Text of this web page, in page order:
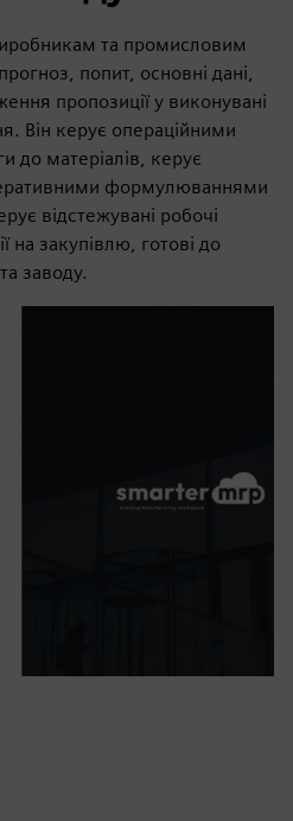
та промисловим
попит, основні дані,
пропозиції у виконувані
Він керує операційними
до матеріалів, керує
формулюваннями
відстежувані робочі
на закупівлю, готові до
заводу.